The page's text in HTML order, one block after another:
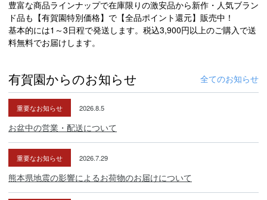
豊富な商品ラインナップで在庫限りの激安品から新作・人気ブラン
ド品も【有賀園特別価格】で【全品ポイント還元】販売中！
基本的には1～3日程で発送します。税込3,900円以上のご購入で送
料無料でお届けします。
有賀園からのお知らせ 全てのお知らせ
重要なお知らせ 2026.8.5
お盆中の営業・配送について
重要なお知らせ 2026.7.29
熊本県地震の影響によるお荷物のお届けについて